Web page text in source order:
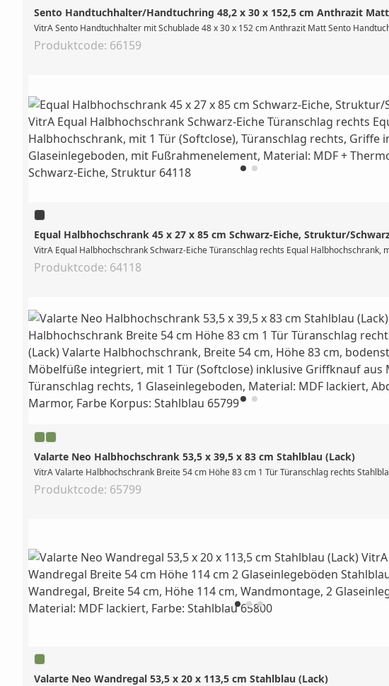
Sento Handtuchhalter/Handtuchring 48,2 x 30 x 152,5 cm Anthrazit Matt
VitrA Sento Handtuchhalter mit Schublade 48 x 30 x 152 cm Anthrazit Matt Sento
Produktcode: 66159
Equal Halbhochschrank 45 x 27 x 85 cm Schwarz-Eiche, Struktur/
VitrA Equal Halbhochschrank Schwarz-Eiche Türanschlag rechts Equal
Produktcode: 64118
Valarte Neo Halbhochschrank 53,5 x 39,5 x 83 cm Stahlblau (Lack)
VitrA Valarte Halbhochschrank Breite 54 cm Höhe 83 cm 1 Tür Türanschlag rechts
Produktcode: 65799
Valarte Neo Wandregal 53,5 x 20 x 113,5 cm Stahlblau (Lack)